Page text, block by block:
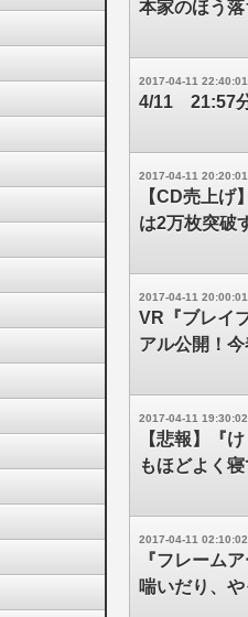
本家のほう
2017-04-11 22:40:01
4/11 21:57
2017-04-11 20:20:01
【CD売上げ
は2万枚突破
2017-04-11 20:00:01
VR『ブレイ
アル公開！
2017-04-11 19:30:02
【悲報】『
もほどよく
2017-04-11 02:10:02
『フレーム
喘いだり、